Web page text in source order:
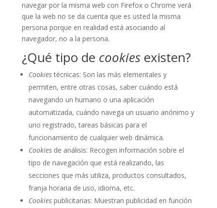
navegar por la misma web con Firefox o Chrome verá
que la web no se da cuenta que es usted la misma
persona porque en realidad está asociando al
navegador, no a la persona.
¿Qué tipo de cookiesexisten?
Cookiestécnicas: Son las más elementales y
permiten, entre otras cosas, saber cuándo está
navegando un humano o una aplicación
automatizada, cuándo navega un usuario anónimo y
uno registrado, tareas básicas para el
funcionamiento de cualquier web dinámica.
Cookiesde análisis: Recogen información sobre el
tipo de navegación que está realizando, las
secciones que más utiliza, productos consultados,
franja horaria de uso, idioma, etc.
Cookiespublicitarias: Muestran publicidad en función